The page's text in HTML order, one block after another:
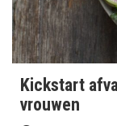
Kickstart
vrouwen